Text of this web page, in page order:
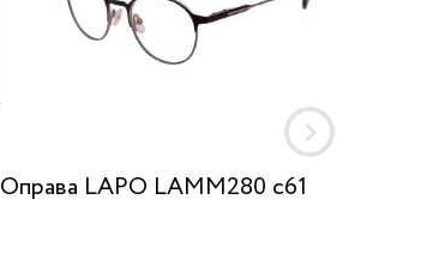
Оправа LAPO LAMM280 c61